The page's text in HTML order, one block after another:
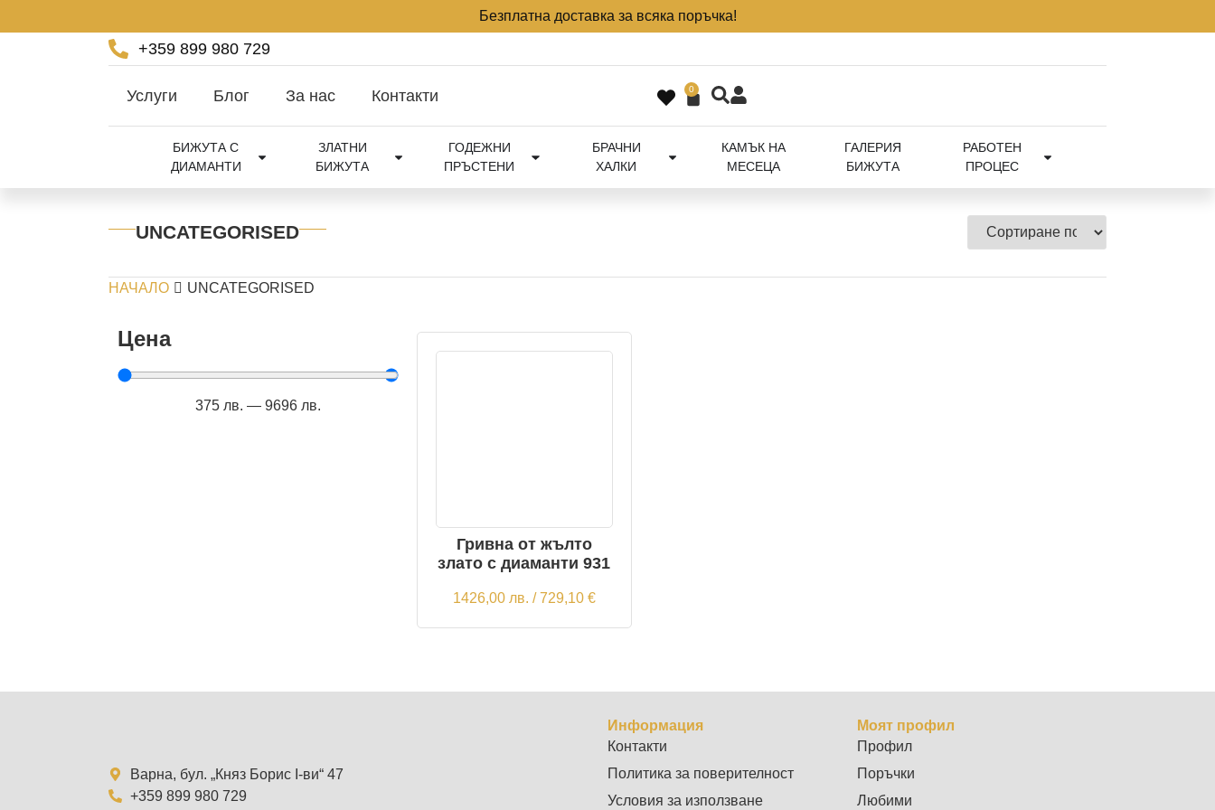
Безплатна доставка за всяка поръчка!
+359 899 980 729
Услуги Блог За нас Контакти 0
БИЖУТА С
ДИАМАНТИ
ЗЛАТНИ
БИЖУТА
ГОДЕЖНИ
ПРЪСТЕНИ
БРАЧНИ
ХАЛКИ
КАМЪК НА
МЕСЕЦА
ГАЛЕРИЯ
БИЖУТА
РАБОТЕН
ПРОЦЕС
UNCATEGORISED
НАЧАЛО UNCATEGORISED
Цена
375 лв. —9696 лв.
Гривна от жълто
злато с диаманти 931
1426,00 лв. / 729,10 €
Варна, бул. „Княз Борис I-ви“ 47
+359 899 980 729
Информация
Контакти
Политика за поверителност
Условия за използване
Моят профил
Профил
Поръчки
Любими